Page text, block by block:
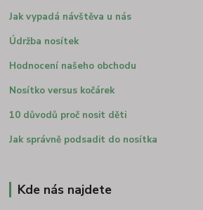
Jak vypadá návštěva u nás
Údržba nosítek
Hodnocení našeho obchodu
Nosítko versus kočárek
10 důvodů proč nosit děti
Jak správně podsadit do nosítka
Kde nás najdete